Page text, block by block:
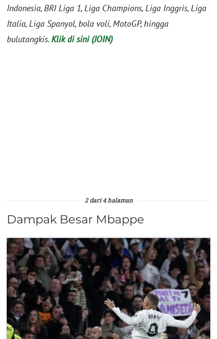
Indonesia, BRI Liga 1, Liga Champions, Liga Inggris, Liga
Italia, Liga Spanyol, bola voli, MotoGP, hingga
bulutangkis.Klik di sini (JOIN)
2 dari 4 halaman
Dampak Besar Mbappe